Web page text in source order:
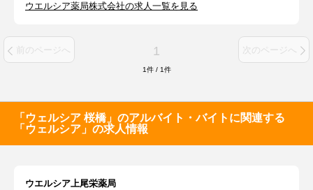
ウエルシア薬局株式会社の求人一覧を見る
前のページへ 1 次のページへ
1件 / 1件
「ウェルシア 桜橋」のアルバイト・バイトに関連する
「ウェルシア」の求人情報
ウエルシア上尾栄薬局